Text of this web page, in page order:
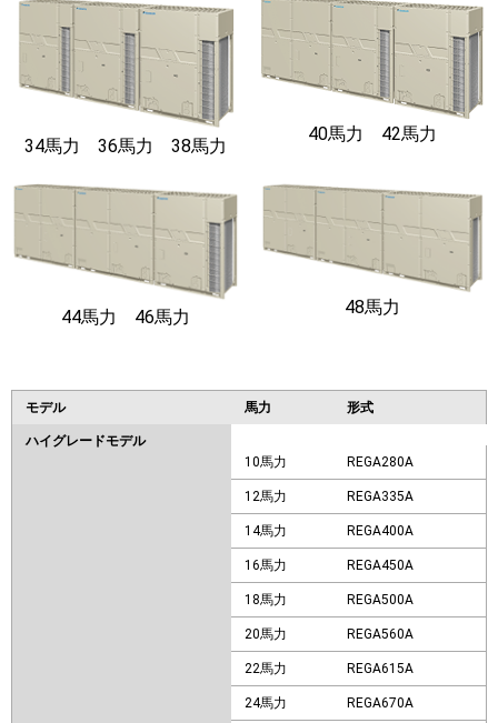
34馬力 36馬力 38馬力
40馬力 42馬力
44馬力 46馬力 48馬力
モデル 馬力 形式
ハイグレードモデル
10馬力
REGA280A
12馬力 REGA335A
14馬力 REGA400A
16馬力 REGA450A
18馬力 REGA500A
20馬力 REGA560A
22馬力 REGA615A
24馬力 REGA670A